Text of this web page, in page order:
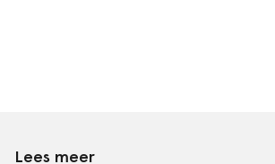
Lees meer